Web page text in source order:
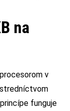
na
v
funguje